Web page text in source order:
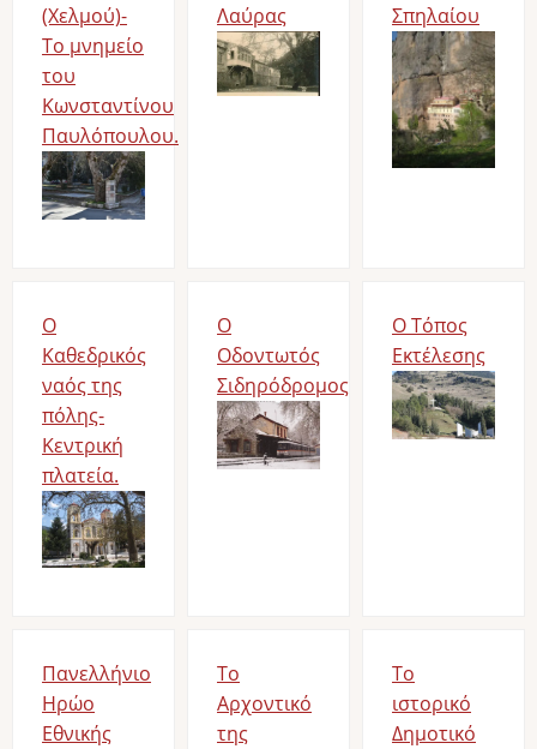
(Χελμού)-
Το μνημείο
του
Κωνσταντίνου
Παυλόπουλου.
Image
Λαύρας
Image
Σπηλαίου
Image
Ο
Καθεδρικός
ναός της
πόλης-
Κεντρική
πλατεία.
Image
Ο
Οδοντωτός
Σιδηρόδρομος
Image
Ο Τόπος
Εκτέλεσης
Image
Πανελλήνιο
Ηρώο
Εθνικής
Το
Αρχοντικό
της
Το
ιστορικό
Δημοτικό